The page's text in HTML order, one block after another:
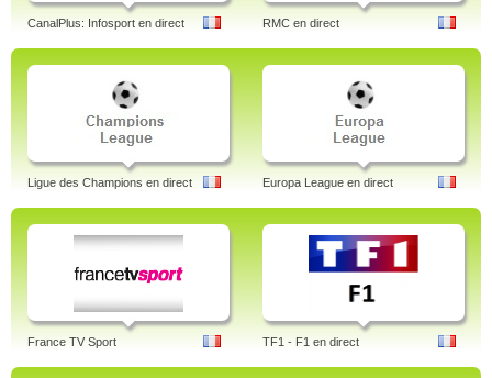
CanalPlus: Infosport en direct RMC en direct
Ligue des Champions en direct Europa League en direct
France TV Sport TF1 - F1 en direct